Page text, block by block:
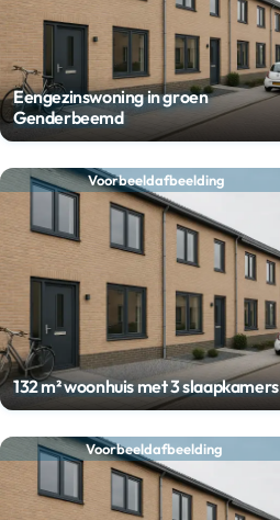
Eengezinswoning in groen
Genderbeemd
Voorbeeldafbeelding
132 m² woonhuis met 3 slaapkamers
Voorbeeldafbeelding